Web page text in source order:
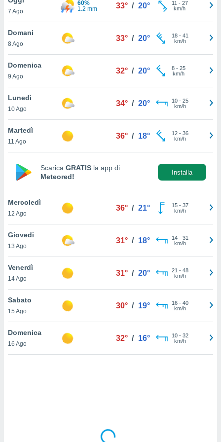
è
al sito
di
ci
di
il
un
la
nella
cookie
il tuo
in
a piè
del
7 Ago
60%
1.2 mm
33° / 20° 11 - 27
km/h
Domani
8 Ago
33° / 20° 18- 41
km/h
Domenica
9 Ago
32° / 20° 8- 25
km/h
Lunedì
10 Ago
34° / 20° 10- 25
km/h
Martedì
11 Ago
36° / 18° 12- 36
km/h
Scarica GRATIS la app di
Meteored!
Installa
Mercoledì
12 Ago
36° / 21° 15- 37
km/h
Giovedi
13 Ago
31° / 18° 14- 31
km/h
Venerdì
14 Ago
31° / 20° 21 - 48
km/h
Sabato
15 Ago
30° / 19° 16- 40
km/h
Domenica
16 Ago
32° / 16° 10- 32
km/h